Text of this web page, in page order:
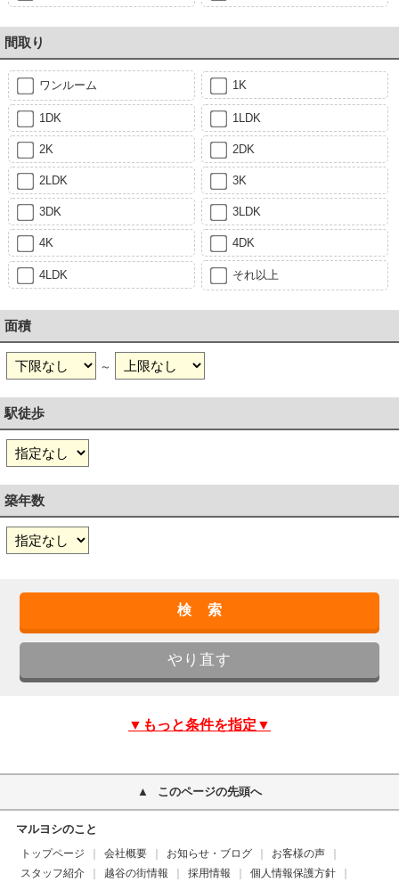
間取り
ワンルーム 1K
1DK 1LDK
2K 2DK
2LDK 3K
3DK 3LDK
4K 4DK
4LDK それ以上
面積
～
駅徒歩
築年数
▼もっと条件を指定▼
このページの先頭へ
マルヨシのこと
トップページ 会社概要 お知らせ・ブログ
お客様の声
スタッフ紹介
越谷の街情報 採用情報
個人情報保護方針